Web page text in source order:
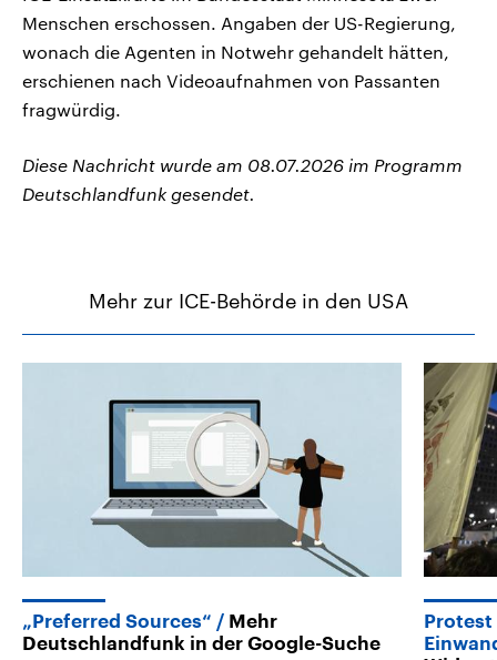
Menschen erschossen. Angaben der US-Regierung,
wonach die Agenten in Notwehr gehandelt hätten,
erschienen nach Videoaufnahmen von Passanten
fragwürdig.
Diese Nachricht wurde am 08.07.2026 im Programm
Deutschlandfunk gesendet.
Mehr zur ICE-Behörde in den USA
„Preferred Sources“
Mehr
Deutschlandfunk in der Google-Suche
Protest